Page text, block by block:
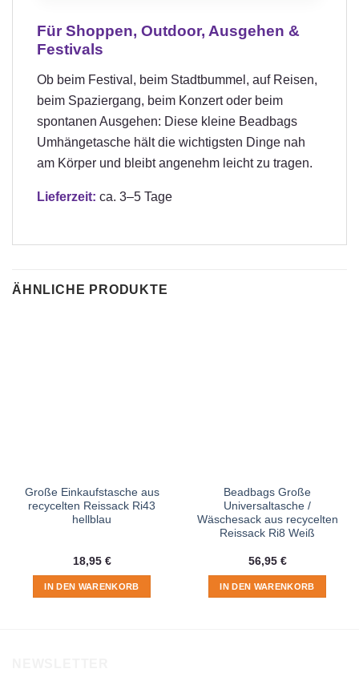
Für Shoppen, Outdoor, Ausgehen &
Festivals
Ob beim Festival, beim Stadtbummel, auf Reisen,
beim Spaziergang, beim Konzert oder beim
spontanen Ausgehen: Diese kleine Beadbags
Umhängetasche hält die wichtigsten Dinge nah
am Körper und bleibt angenehm leicht zu tragen.
Lieferzeit: ca. 3–5 Tage
ÄHNLICHE PRODUKTE
Große Einkaufstasche aus
recycelten Reissack Ri43
hellblau
18,95 €
IN DEN WARENKORB
Beadbags Große
Universaltasche /
Wäschesack aus recycelten
Reissack Ri8 Weiß
56,95 €
IN DEN WARENKORB